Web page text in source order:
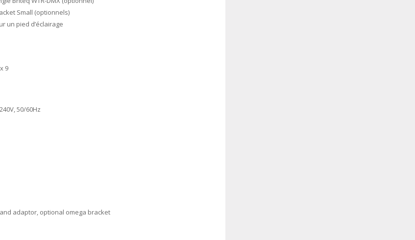
Small (optionnels)
un pied d’éclairage
9
50/60Hz
adaptor, optional omega bracket